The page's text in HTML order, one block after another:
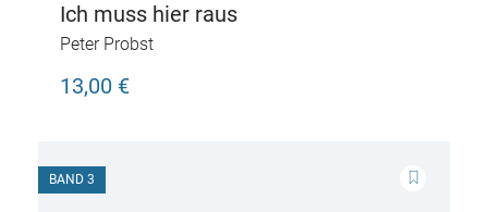
Ich muss hier raus
Peter Probst
13,00 €
BAND 3